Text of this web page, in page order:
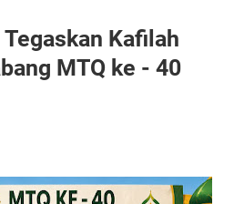
Kafilah
MTQ ke - 40